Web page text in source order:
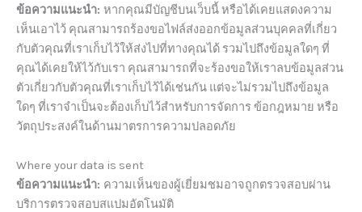
ข้อความแนะนำ: หากคุณมีบัญชีบนเว็บนี้ หรือได้เคยแสดงความ
เห็นเอาไว้ คุณสามารถร้องขอไฟล์ส่งออกข้อมูลส่วนบุคคลที่เกี่ยว
กับตัวคุณที่เราเก็บไว้ให้ส่งไปที่ทางคุณได้ รวมไปถึงข้อมูลใดๆ ที่
คุณได้เคยให้ไว้กับเรา คุณสามารถที่จะร้องขอให้เราลบข้อมูลส่วน
ตัวเกี่ยวกับตัวคุณที่เราเก็บไว้ได้เช่นกัน แต่จะไม่รวมไปถึงข้อมูล
ใดๆ ที่เราจำเป็นจะต้องเก็บไว้สำหรับการจัดการ ข้อกฎหมาย หรือ
วัตถุประสงค์ในด้านมาตรการความปลอดภัย
Where your data is sent
ข้อความแนะนำ: ความเห็นของผู้เยี่ยมชมอาจถูกตรวจสอบผ่าน
บริการตรวจสอบสแปมอัตโนมัติ